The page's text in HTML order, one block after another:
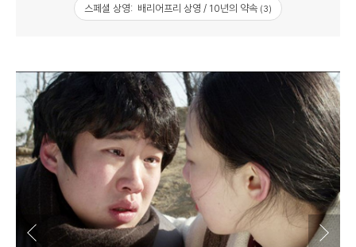
스페셜 상영: 배리어프리 상영 / 10년의 약속 (3)